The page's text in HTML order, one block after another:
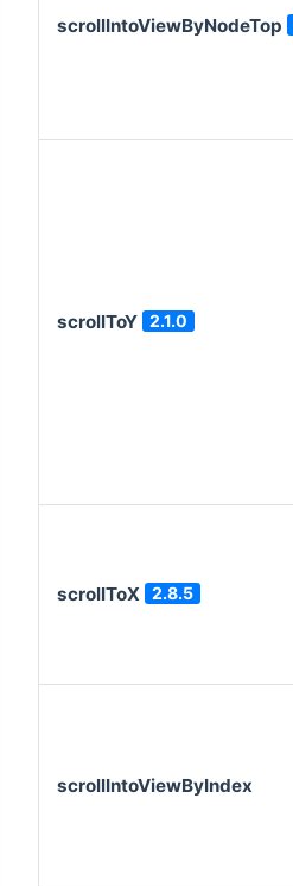
scrollIntoViewByNodeTop
scrollToY 2.1.0
scrollToX 2.8.5
scrollIntoViewByIndex